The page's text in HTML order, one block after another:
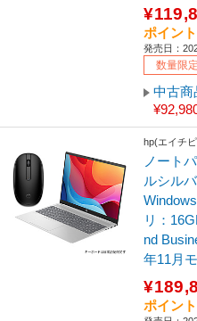
ポイン
発売日：
数量限定
中古商
hp(エイチ
ノート
ルシル
リ：
nd
年11月
ポイン